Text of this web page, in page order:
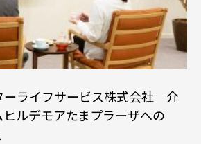
ーライフサービス株式会社 介
ルデモアたまプラーザへの